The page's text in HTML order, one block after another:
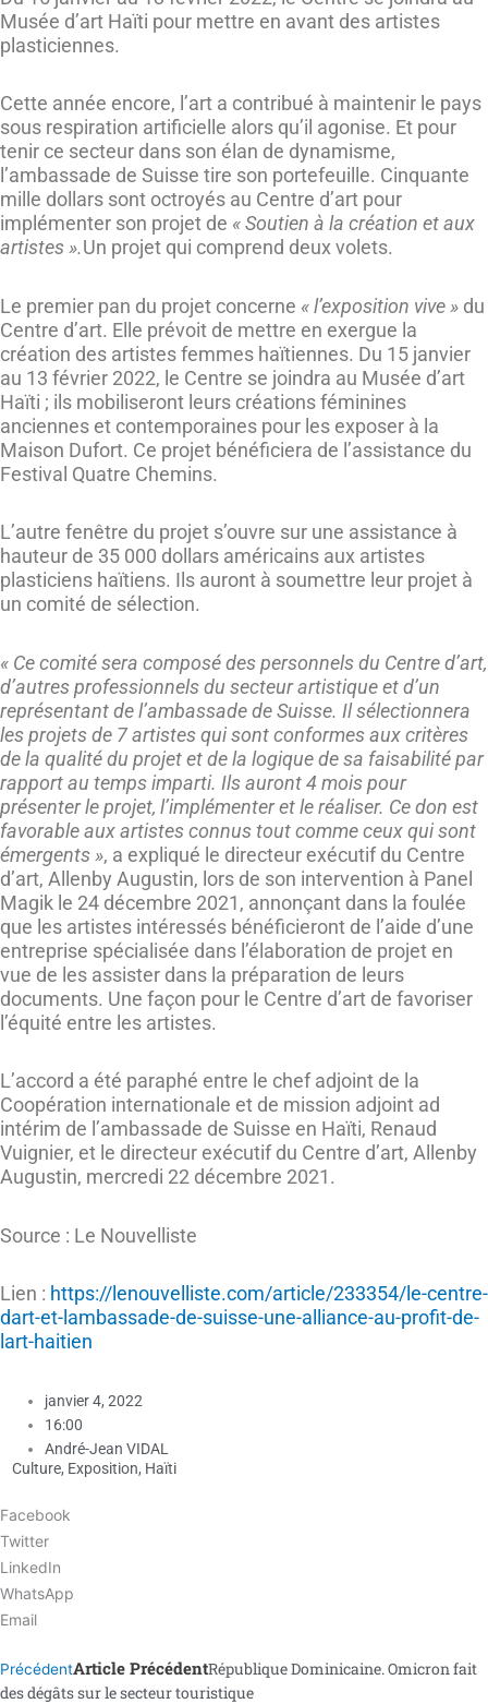
Musée d’art Haïti pour mettre en avant des artistes
plasticiennes.
Cette année encore, l’art a contribué à maintenir le pays
sous respiration artificielle alors qu’il agonise. Et pour
tenir ce secteur dans son élan de dynamisme,
l’ambassade de Suisse tire son portefeuille. Cinquante
mille dollars sont octroyés au Centre d’art pour
implémenter son projet de « Soutien à la création et aux
artistes ».Un projet qui comprend deux volets.
Le premier pan du projet concerne « l’exposition vive » du
Centre d’art. Elle prévoit de mettre en exergue la
création des artistes femmes haïtiennes. Du 15 janvier
au 13 février 2022, le Centre se joindra au Musée d’art
Haïti ; ils mobiliseront leurs créations féminines
anciennes et contemporaines pour les exposer à la
Maison Dufort. Ce projet bénéficiera de l’assistance du
Festival Quatre Chemins.
L’autre fenêtre du projet s’ouvre sur une assistance à
hauteur de 35 000 dollars américains aux artistes
plasticiens haïtiens. Ils auront à soumettre leur projet à
un comité de sélection.
« Ce comité sera composé des personnels du Centre d’art,
d’autres professionnels du secteur artistique et d’un
représentant de l’ambassade de Suisse. Il sélectionnera
les projets de 7 artistes qui sont conformes aux critères
de la qualité du projet et de la logique de sa faisabilité par
rapport au temps imparti. Ils auront 4 mois pour
présenter le projet, l’implémenter et le réaliser. Ce don est
favorable aux artistes connus tout comme ceux qui sont
émergents », a expliqué le directeur exécutif du Centre
d’art, Allenby Augustin, lors de son intervention à Panel
Magik le 24 décembre 2021, annonçant dans la foulée
que les artistes intéressés bénéficieront de l’aide d’une
entreprise spécialisée dans l’élaboration de projet en
vue de les assister dans la préparation de leurs
documents. Une façon pour le Centre d’art de favoriser
l’équité entre les artistes.
L’accord a été paraphé entre le chef adjoint de la
Coopération internationale et de mission adjoint ad
intérim de l’ambassade de Suisse en Haïti, Renaud
Vuignier, et le directeur exécutif du Centre d’art, Allenby
Augustin, mercredi 22 décembre 2021.
Source : Le Nouvelliste
Lien : https://lenouvelliste.com/article/233354/le-centre-
dart-et-lambassade-de-suisse-une-alliance-au-profit-de-
lart-haitien
janvier 4, 2022
16:00
André-Jean VIDAL
Culture, Exposition, Haïti
Facebook
Twitter
LinkedIn
WhatsApp
Email
PrécédentArticle PrécédentRépublique Dominicaine. Omicron fait
des dégâts sur le secteur touristique